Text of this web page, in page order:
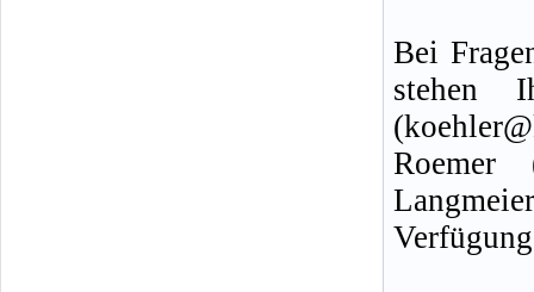
Bei
stehen
Roemer